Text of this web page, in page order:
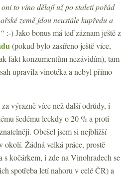
to víno dělají už po staletí pořád
země jdou neustále kupředu a
:-) Jako bonus má teď záznam ještě z
(pokud bylo zasířeno ještě více,
fakt konzumentům nezávidím), tam
upravila vinotéka a nebyl přímo
výrazně více než další odrůdy, i
šedému leckdy o 20 % a proti
Obešel jsem si nejbližší
okolí. Žádná velká práce, prostě
s kočárkem, i zde na Vinohradech se
spotřeba letí nahoru v celé ČR) a